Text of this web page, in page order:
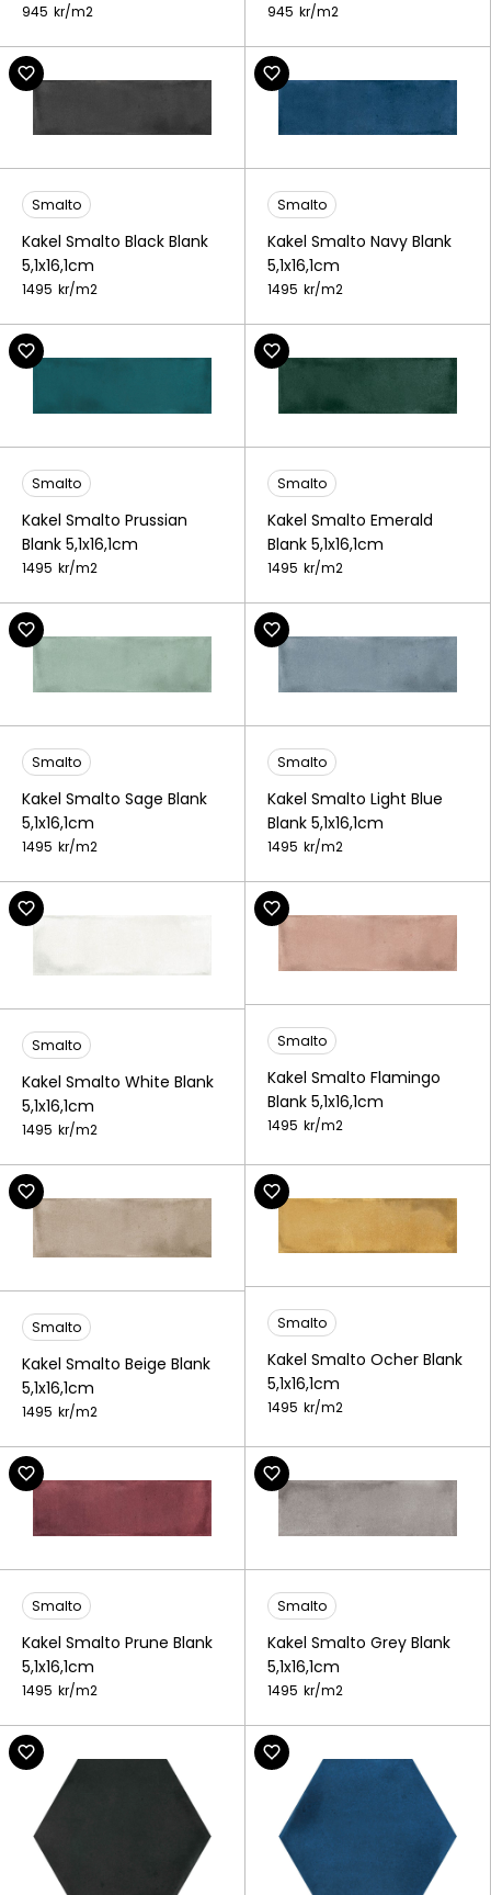
945 kr/m2 945 kr/m2
Smalto
Kakel Smalto Black Blank
5,1x16,1cm
1495 kr/m2
Smalto
Kakel Smalto Navy Blank
5,1x16,1cm
1495 kr/m2
Smalto
Kakel Smalto Prussian
Blank 5,1x16,1cm
1495 kr/m2
Smalto
Kakel Smalto Emerald
Blank 5,1x16,1cm
1495 kr/m2
Smalto
Kakel Smalto Sage Blank
5,1x16,1cm
1495 kr/m2
Smalto
Kakel Smalto Light Blue
Blank 5,1x16,1cm
1495 kr/m2
Smalto
Kakel Smalto White Blank
5,1x16,1cm
1495 kr/m2
Smalto
Kakel Smalto Flamingo
Blank 5,1x16,1cm
1495 kr/m2
Smalto
Kakel Smalto Beige Blank
5,1x16,1cm
1495 kr/m2
Smalto
Kakel Smalto Ocher Blank
5,1x16,1cm
1495 kr/m2
Smalto
Kakel Smalto Prune Blank
5,1x16,1cm
1495 kr/m2
Smalto
Kakel Smalto Grey Blank
5,1x16,1cm
1495 kr/m2